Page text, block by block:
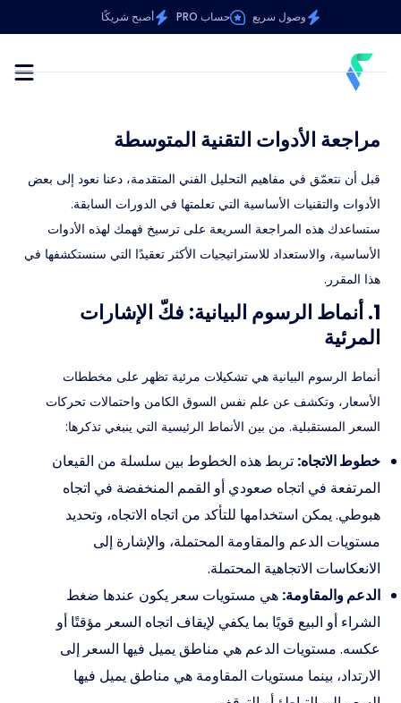
وصول سريع حساب PRO أصبح شريكًا
مراجعة الأدوات التقنية المتوسطة
قبل أن نتعمّق في مفاهيم التحليل الفني المتقدمة، دعنا نعود إلى بعض
الأدوات والتقنيات الأساسية التي تعلمتها في الدورات السابقة.
ستساعدك هذه المراجعة السريعة على ترسيخ فهمك لهذه الأدوات
الأساسية، والاستعداد للاستراتيجيات الأكثر تعقيدًا التي سنستكشفها في
هذا المقرر.
1. أنماط الرسوم البيانية: فكّ الإشارات
المرئية
أنماط الرسوم البيانية هي تشكيلات مرئية تظهر على مخططات
الأسعار، وتكشف عن علم نفس السوق الكامن واحتمالات تحركات
السعر المستقبلية. من بين الأنماط الرئيسية التي ينبغي تذكرها:
خطوط الاتجاه: تربط هذه الخطوط بين سلسلة من القيعان
المرتفعة في اتجاه صعودي أو القمم المنخفضة في اتجاه
هبوطي. يمكن استخدامها للتأكد من اتجاه الاتجاه، وتحديد
مستويات الدعم والمقاومة المحتملة، والإشارة إلى
الانعكاسات الاتجاهية المحتملة.
الدعم والمقاومة: هي مستويات سعر يكون عندها ضغط
الشراء أو البيع قويًا بما يكفي لإيقاف اتجاه السعر مؤقتًا أو
عكسه. مستويات الدعم هي مناطق يميل فيها السعر إلى
الارتداد، بينما مستويات المقاومة هي مناطق يميل فيها